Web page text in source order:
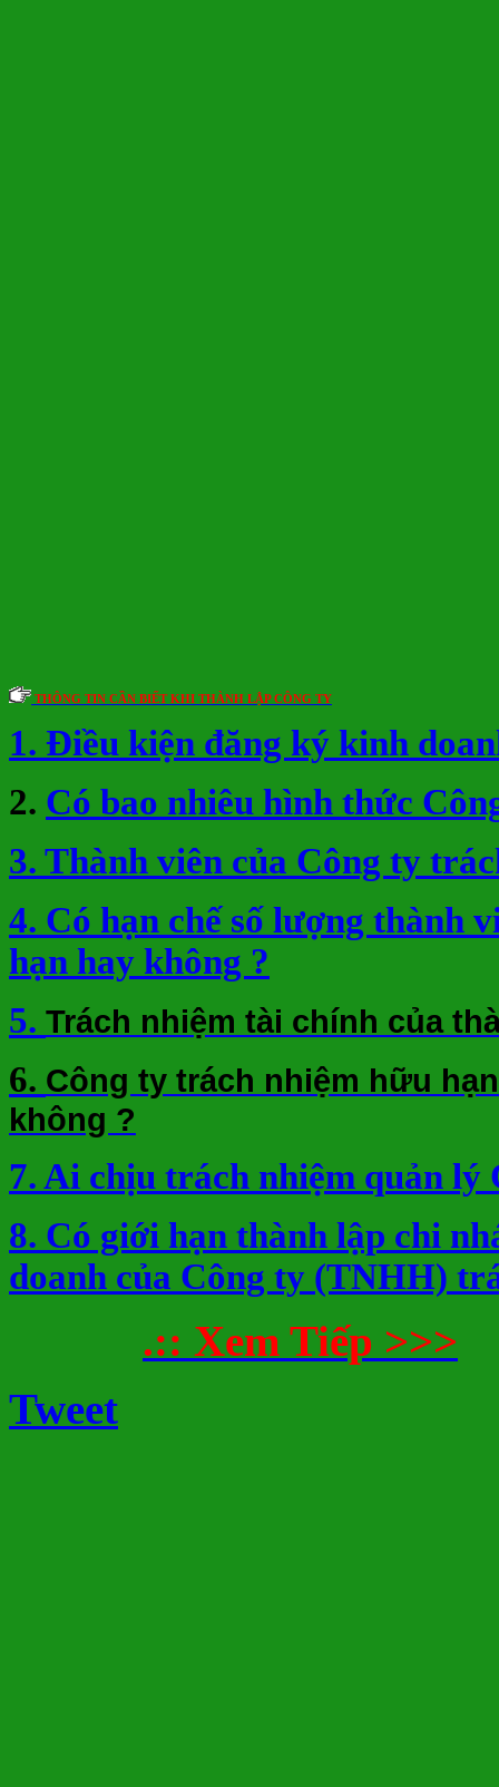
THÔNG TIN CẦN BIẾT KHI THÀNH LẬP CÔNG TY
1. Điều kiện đăng ký kinh
2. Có bao nhiêu hình thức
3. Thành viên của Công ty
4. Có hạn chế số lượng thành
hạn hay không ?
5. Trách nhiệm tài chính của
6. Công ty trách nhiệm hữu
không ?
7. Ai chịu trách nhiệm quản
8. Có giới hạn thành lập chi
doanh của Công ty (TNHH)
.:: Xem Tiếp >>>
Tweet